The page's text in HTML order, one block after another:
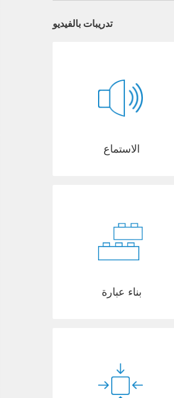
تدريبات بالفيديو
الاستماع
بناء عبارة